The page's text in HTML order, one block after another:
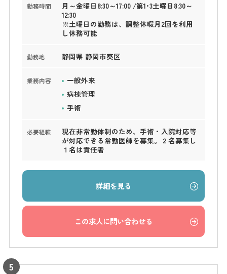
勤務時間
月～金曜日8:30～17:00 /第1･3土曜日8:30～
12:30
※土曜日の勤務は、調整休暇月2回を利用
し休務可能
勤務地 静岡県 静岡市葵区
業務内容
一般外来
病棟管理
手術
必要経験
現在非常勤体制のため、手術・入院対応等
が対応できる常勤医師を募集。２名募集し
１名は責任者
詳細を見る
この求人に問い合わせる